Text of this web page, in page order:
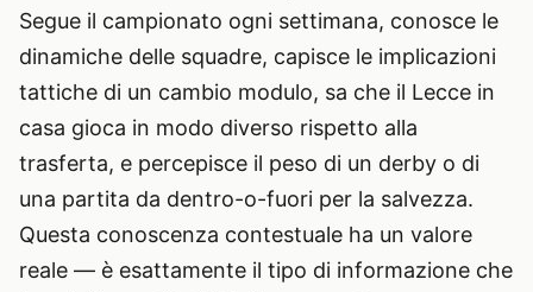
Segue il campionato ogni settimana, conosce le
dinamiche delle squadre, capisce le implicazioni
tattiche di un cambio modulo, sa che il Lecce in
casa gioca in modo diverso rispetto alla
trasferta, e percepisce il peso di un derby o di
una partita da dentro-o-fuori per la salvezza.
Questa conoscenza contestuale ha un valore
reale — è esattamente il tipo di informazione che